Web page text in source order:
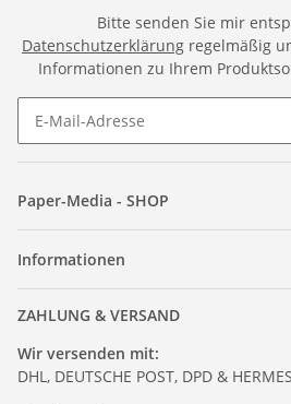
Bitte senden Sie mir
Datenschutzerklärung regelmäßig
Informationen zu Ihrem
Paper-Media - SHOP
Informationen
ZAHLUNG & VERSAND
Wir versenden mit:
DHL, DEUTSCHE POST, DPD & HERMES